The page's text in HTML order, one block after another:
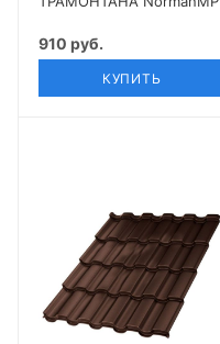
910 руб.
КУПИТЬ